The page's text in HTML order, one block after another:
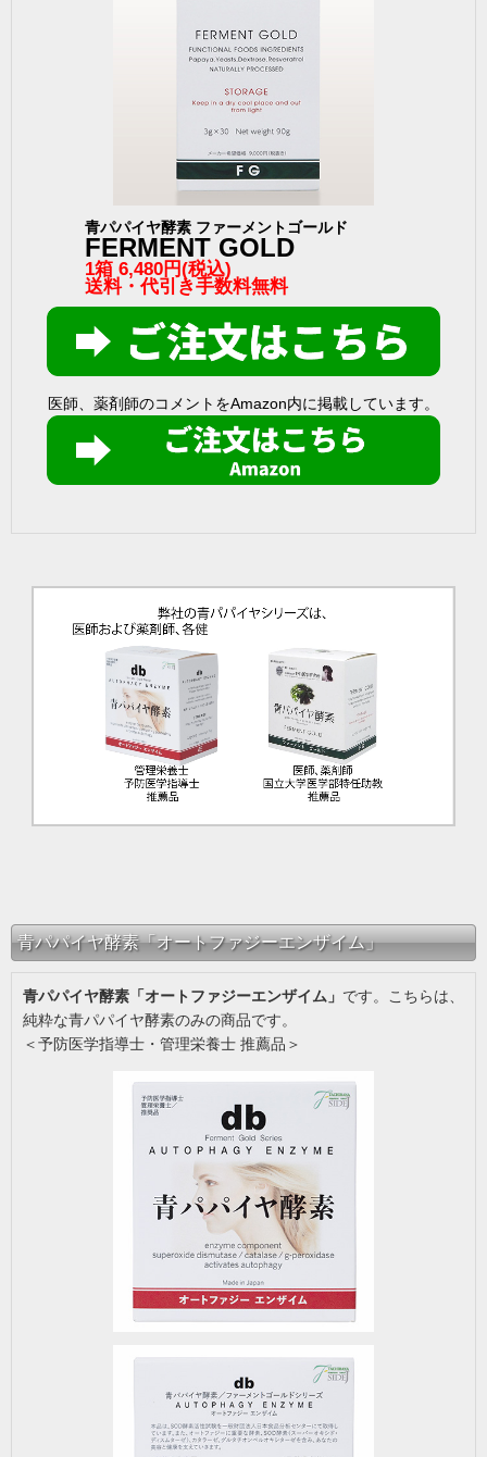
青パパイヤ酵素 ファーメントゴールド
FERMENT GOLD
1箱 6,480円(税込)
送料・代引き手数料無料
医師、薬剤師のコメントをAmazon内に掲載しています。
青パパイヤ酵素「オートファジーエンザイム」
青パパイヤ酵素「オートファジーエンザイム」 です。こちらは、
純粋な青パパイヤ酵素のみの商品です。
＜予防医学指導士・管理栄養士 推薦品＞